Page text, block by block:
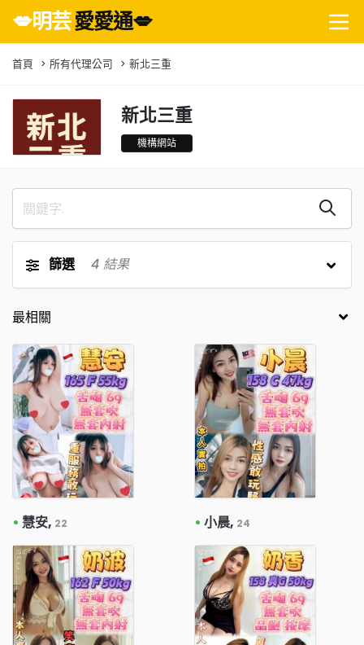
💋明芸愛愛通💋
首頁 所有代理公司 新北三重
新北三重
機構網站
篩選 4 結果
• 慧安, 22 • 小晨, 24